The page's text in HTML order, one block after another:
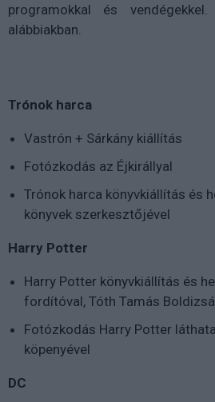
programokkal és
alábbiakban.
Trónok harca
Vastrón + Sárkány kiállítás
Fotózkodás az Éjkirállyal
Trónok harca könyvkiállítás és
könyvek szerkesztőjével
Harry Potter
Harry Potter könyvkiállítás és
fordítóval, Tóth Tamás
Fotózkodás Harry Potter
köpenyével
DC